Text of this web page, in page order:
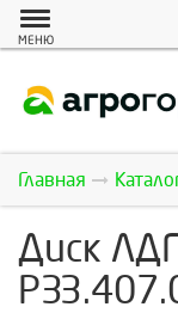
МЕНЮ
Главная
Диск